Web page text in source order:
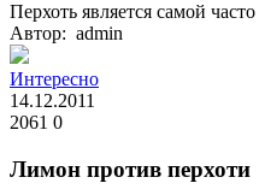
Перхоть является самой
Автор: admin
Интересно
14.12.2011
2061 0
Лимон против перхоти